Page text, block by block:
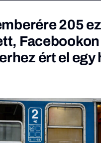
205
ért el egy